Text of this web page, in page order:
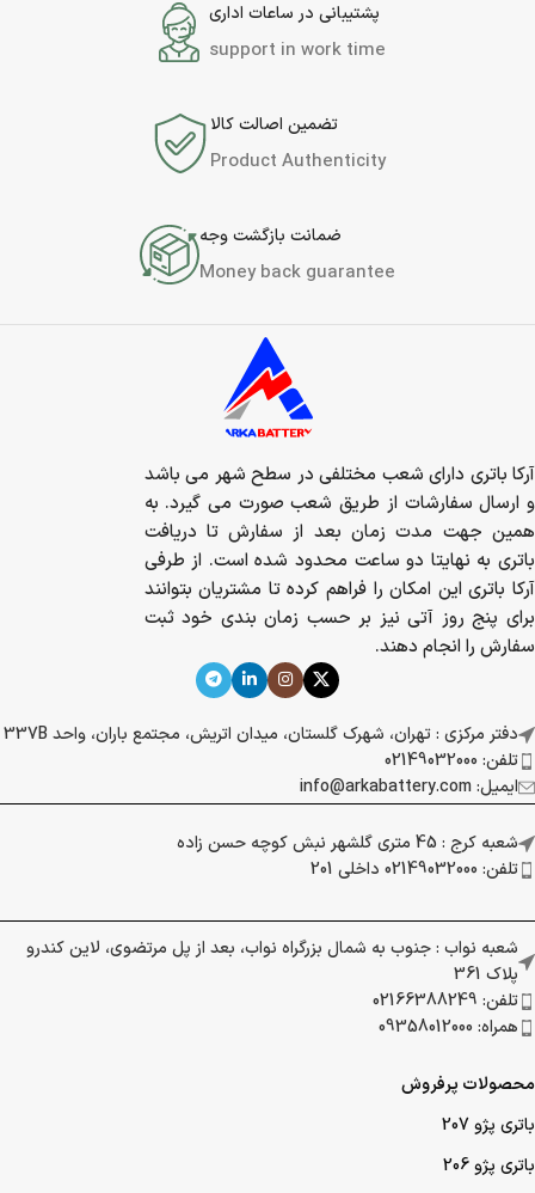
پشتیبانی در ساعات اداری
support in work time
تضمین اصالت کالا
Product Authenticity
ضمانت بازگشت وجه
Money back guarantee
آرکا باتری دارای شعب مختلفی در سطح شهر می باشد
و ارسال سفارشات از طریق شعب صورت می گیرد. به
همین جهت مدت زمان بعد از سفارش تا دریافت
باتری به نهایتا دو ساعت محدود شده است. از طرفی
آرکا باتری این امکان را فراهم کرده تا مشتریان بتوانند
برای پنج روز آتی نیز بر حسب زمان بندی خود ثبت
سفارش را انجام دهند.
دفتر مرکزی : تهران، شهرک گلستان، میدان اتریش، مجتمع باران، واحد 337B
تلفن: 02149032000
ایمیل: info@arkabattery.com
شعبه کرج : 45 متری گلشهر نبش کوچه حسن زاده
تلفن: 02149032000 داخلی 201
شعبه نواب : جنوب به شمال بزرگراه نواب، بعد از پل مرتضوی، لاین کندرو
پلاک 361
تلفن: 02166388249
همراه: 09358012000
محصولات پرفروش
باتری پژو 207
باتری پژو 206